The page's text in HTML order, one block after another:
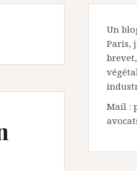
Un
Paris,
Mail :